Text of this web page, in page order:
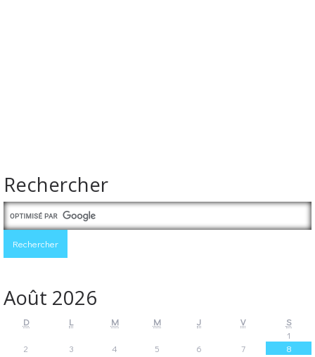
Rechercher
Août 2026
D L M M J V
S
1
2
3 4 5 6 7
8